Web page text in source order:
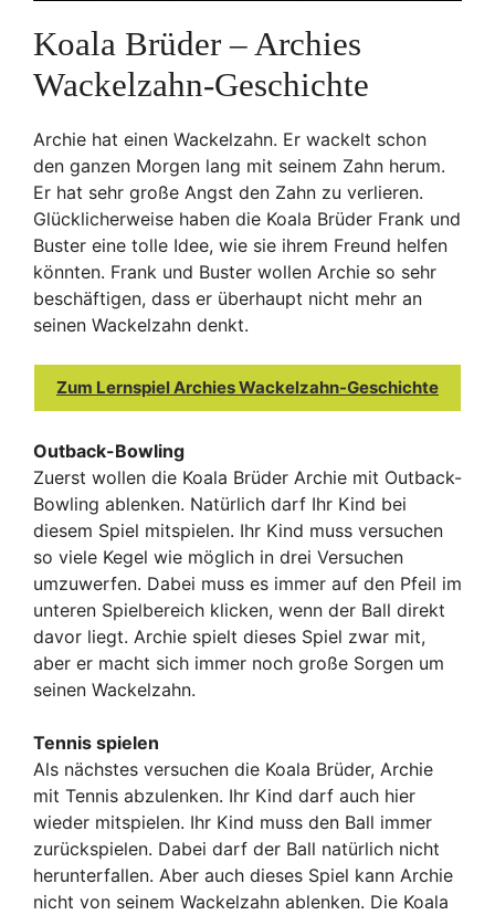
Koala Brüder – Archies
Wackelzahn-Geschichte
Archie hat einen Wackelzahn. Er wackelt schon
den ganzen Morgen lang mit seinem Zahn herum.
Er hat sehr große Angst den Zahn zu verlieren.
Glücklicherweise haben die Koala Brüder Frank und
Buster eine tolle Idee, wie sie ihrem Freund helfen
könnten. Frank und Buster wollen Archie so sehr
beschäftigen, dass er überhaupt nicht mehr an
seinen Wackelzahn denkt.
Zum Lernspiel Archies Wackelzahn-Geschichte
Outback-Bowling
Zuerst wollen die Koala Brüder Archie mit Outback-
Bowling ablenken. Natürlich darf Ihr Kind bei
diesem Spiel mitspielen. Ihr Kind muss versuchen
so viele Kegel wie möglich in drei Versuchen
umzuwerfen. Dabei muss es immer auf den Pfeil im
unteren Spielbereich klicken, wenn der Ball direkt
davor liegt. Archie spielt dieses Spiel zwar mit,
aber er macht sich immer noch große Sorgen um
seinen Wackelzahn.
Tennis spielen
Als nächstes versuchen die Koala Brüder, Archie
mit Tennis abzulenken. Ihr Kind darf auch hier
wieder mitspielen. Ihr Kind muss den Ball immer
zurückspielen. Dabei darf der Ball natürlich nicht
herunterfallen. Aber auch dieses Spiel kann Archie
nicht von seinem Wackelzahn ablenken. Die Koala